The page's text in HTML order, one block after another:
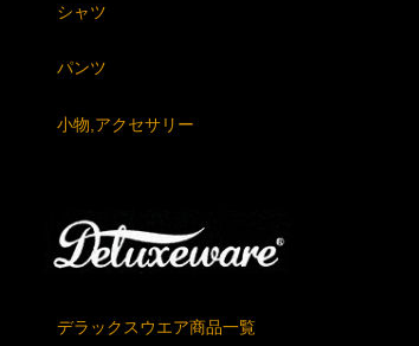
シャツ
パンツ
小物,アクセサリー
デラックスウエア商品一覧